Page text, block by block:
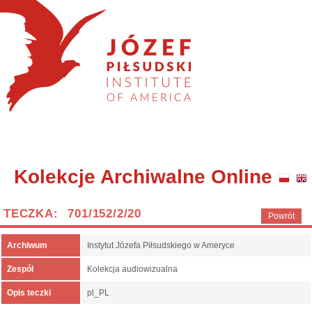
Kolekcje Archiwalne Online
Powrót
TECZKA: 701/152/2/20
Archiwum Instytut Józefa Piłsudskiego w Ameryce
Zespół Kolekcja audiowizualna
Opis teczki pl_PL